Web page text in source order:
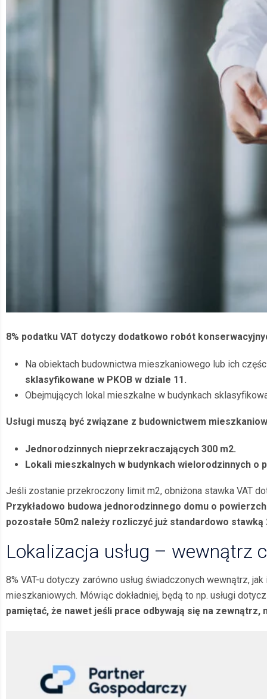
8% podatku VAT dotyczy dodatkowo robót
Na obiektach budownictwa mieszkaniowego lub ich
sklasyfikowane w PKOB w dziale 11.
Obejmujących lokal mieszkalne w budynkach
Usługi muszą być związane z budownictwem
Jednorodzinnych nieprzekraczających 300 m2.
Lokali mieszkalnych w budynkach wielorodzinnych o
Jeśli zostanie przekroczony limit m2, obniżona stawka VAT
Przykładowo budowa jednorodzinnego domu o
pozostałe 50m2 należy rozliczyć już standardowo stawką
Lokalizacja usług – wewnątrz
8% VAT-u dotyczy zarówno usług świadczonych wewnątrz,
mieszkaniowych. Mówiąc dokładniej, będą to np. usługi
pamiętać, że nawet jeśli prace odbywają się na